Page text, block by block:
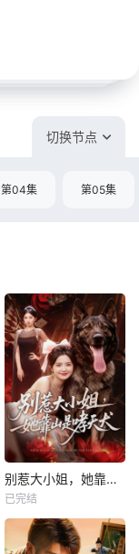
切换节点
第04集 第05集
别惹大小姐，她靠山是哮天犬
已完结